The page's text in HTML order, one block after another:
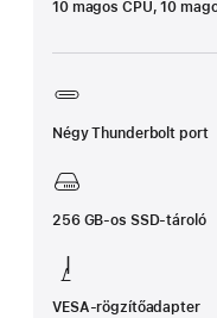
10 magos CPU, 10
Négy Thunderbolt port
256 GB-os SSD-tároló
VESA-rögzítőadapter